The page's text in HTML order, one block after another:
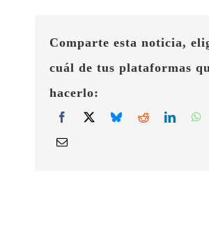
Comparte esta noticia,
cuál de tus plataformas
hacerlo: